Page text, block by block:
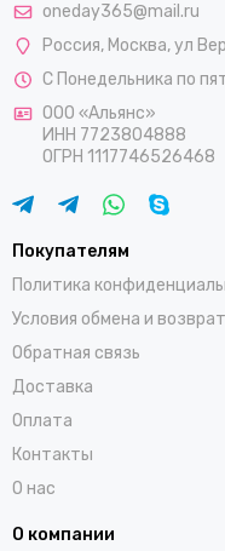
oneday365@mail.ru
Россия, Москва,ул
С Понедельника по
ООО «Альянс»
ИНН 7723804888
ОГРН 1117746526468
Покупателям
Политика
Условия обмена и
Обратная связь
Доставка
Оплата
Контакты
О нас
О компании